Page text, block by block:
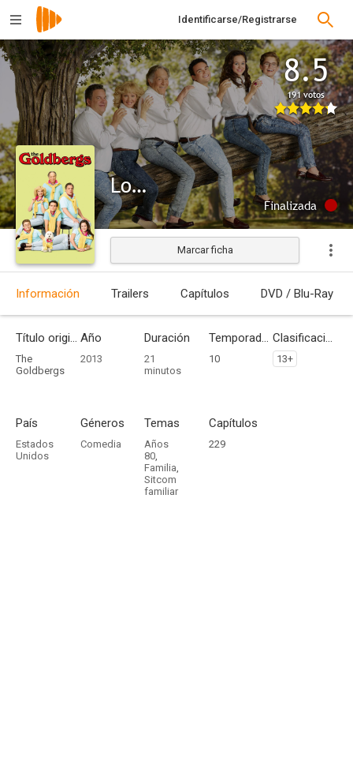
Identificarse/Registrarse
8.5
191 votos
Los Goldberg
Finalizada
Marcar ficha
Información Trailers Capítulos DVD / Blu-Ray
Título original
The
Goldbergs
Año
2013
Duración
21
minutos
Temporadas
10
Clasificación por edades
13+
País
Estados
Unidos
Géneros
Comedia
Temas
Años
80,
Familia,
Sitcom
familiar
Capítulos
229